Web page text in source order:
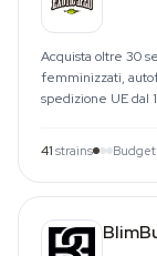
Acquista oltre 30
femminizzati,
spedizione UE dal
41 strains Budget